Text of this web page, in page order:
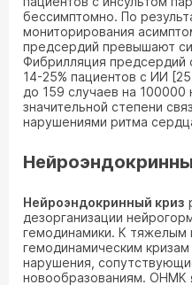
бессимптомно. По
мониторирования
предсердий превышают
Фибрилляция предсердий
14-25% пациентов с ИИ
до 159 случаев на 100000
значительной степени
нарушениями ритма
Нейроэндокринный криз
дезорганизации
гемодинамики. К тяжелым
гемодинамическим
нарушения,
новообразованиям. ОНМК